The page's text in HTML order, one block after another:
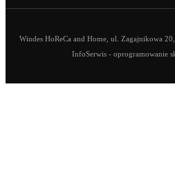
Windes HoReCa and Home, ul. Zagajnikowa
InfoSerwis- oprogramowanie